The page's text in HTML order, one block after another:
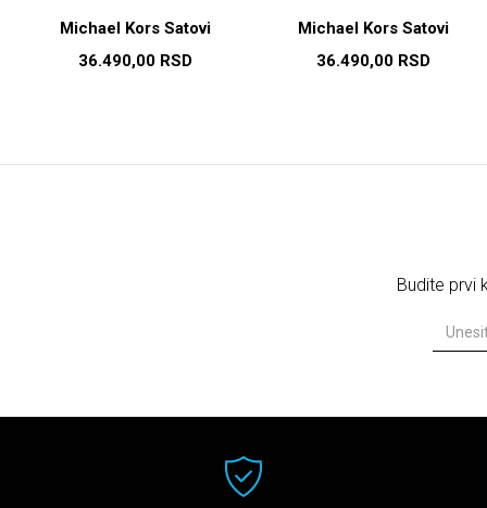
Michael Kors Satovi
36.490,00 RSD
Michael Kors Satovi
36.490,00 RSD
Budite prvi